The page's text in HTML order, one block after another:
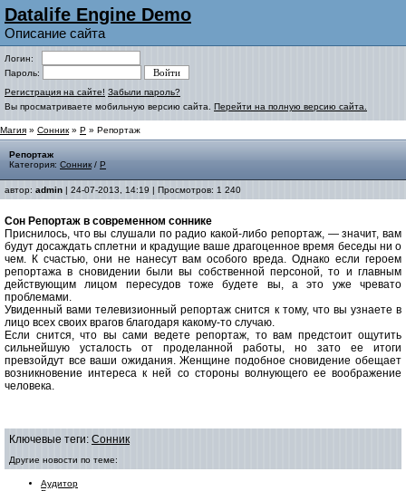
Datalife Engine Demo
Описание сайта
Логин:
Пароль:
Регистрация на сайте! Забыли пароль?
Вы просматриваете мобильную версию сайта. Перейти на полную версию сайта.
Магия » Сонник » Р » Репортаж
Репортаж
Категория: Сонник / Р
автор: admin | 24-07-2013, 14:19 | Просмотров: 1 240
Сон Репортаж в современном соннике
Приснилось, что вы слушали по радио какой-либо репортаж, — значит, вам
будут досаждать сплетни и крадущие ваше драгоценное время беседы ни о
чем. К счастью, они не нанесут вам особого вреда. Однако если героем
репортажа в сновидении были вы собственной персоной, то и главным
действующим лицом пересудов тоже будете вы, а это уже чревато
проблемами.
Увиденный вами телевизионный репортаж снится к тому, что вы узнаете в
лицо всех своих врагов благодаря какому-то случаю.
Если снится, что вы сами ведете репортаж, то вам предстоит ощутить
сильнейшую усталость от проделанной работы, но зато ее итоги
превзойдут все ваши ожидания. Женщине подобное сновидение обещает
возникновение интереса к ней со стороны волнующего ее воображение
человека.
Ключевые теги: Сонник
Другие новости по теме:
Аудитор